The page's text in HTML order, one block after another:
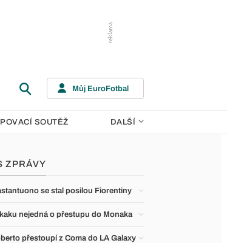
Můj EuroFotbal
SOUTĚŽ DALŠÍ
ZPRÁVY
se stal posilou Fiorentiny
nejedná o přestupu do Monaka
přestoupí z Coma do LA Galaxy